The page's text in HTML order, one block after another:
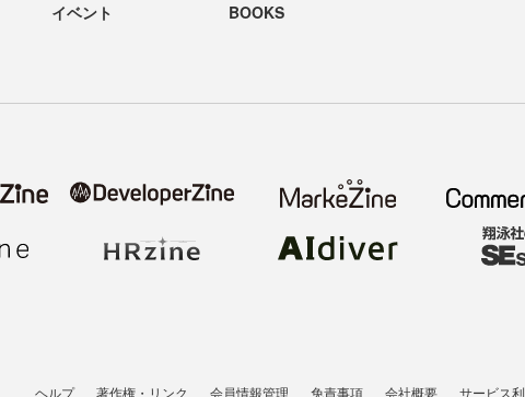
イベント BOOKS
ヘルプ 著作権・リンク 会員情報管理 免責事項 会社概要 サービス